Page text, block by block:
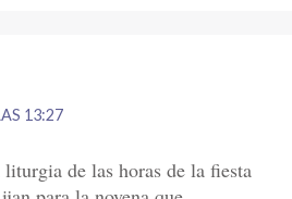
13:27
de las horas de la fiesta